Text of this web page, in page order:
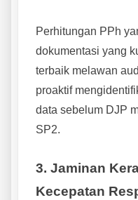
Perhitungan PPh
dokumentasi yang
terbaik melawan
proaktif
data sebelum DJP
SP2.
3. Jaminan
Kecepatan